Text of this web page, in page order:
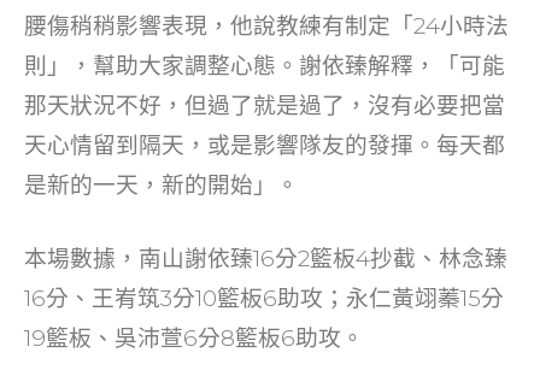
腰傷稍稍影響表現，他說教練有制定「24小時法
則」，幫助大家調整心態。謝依臻解釋，「可能
那天狀況不好，但過了就是過了，沒有必要把當
天心情留到隔天，或是影響隊友的發揮。每天都
是新的一天，新的開始」。
本場數據，南山謝依臻16分2籃板4抄截、林念臻
16分、王峟筑3分10籃板6助攻；永仁黃翊蓁15分
19籃板、吳沛萱6分8籃板6助攻。